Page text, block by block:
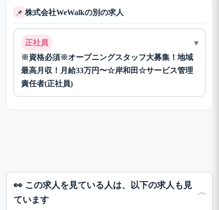
📌 株式会社WeWalkの別の求人
正社員
※資格必須※オープニングスタッフ大募集！地域
最高月収！月給33万円〜☆岸和田☆サービス管理
責任者(正社員)
▾
👀 この求人を見ている人は、以下の求人も見
ています
﹀